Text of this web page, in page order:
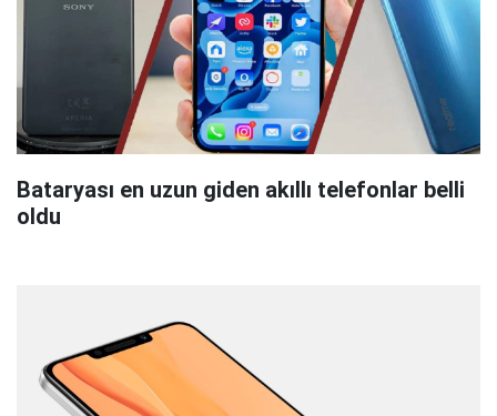
Bataryası en uzun giden akıllı telefonlar belli
oldu